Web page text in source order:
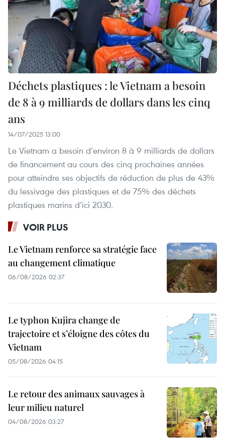
Déchets plastiques : le Vietnam a besoin
de 8 à 9 milliards de dollars dans les cinq
ans
14/07/2025 13:00
Le Vietnam a besoin d’environ 8 à 9 milliards de dollars
de financement au cours des cinq prochaines années
pour atteindre ses objectifs de réduction de plus de 43%
du lessivage des plastiques et de 75% des déchets
plastiques marins d’ici 2030.
VOIR PLUS
Le Vietnam renforce sa stratégie face
au changement climatique
06/08/2026 02:37
Le typhon Kujira change de
trajectoire et s’éloigne des côtes du
Vietnam
05/08/2026 04:15
Le retour des animaux sauvages à
leur milieu naturel
04/08/2026 03:27